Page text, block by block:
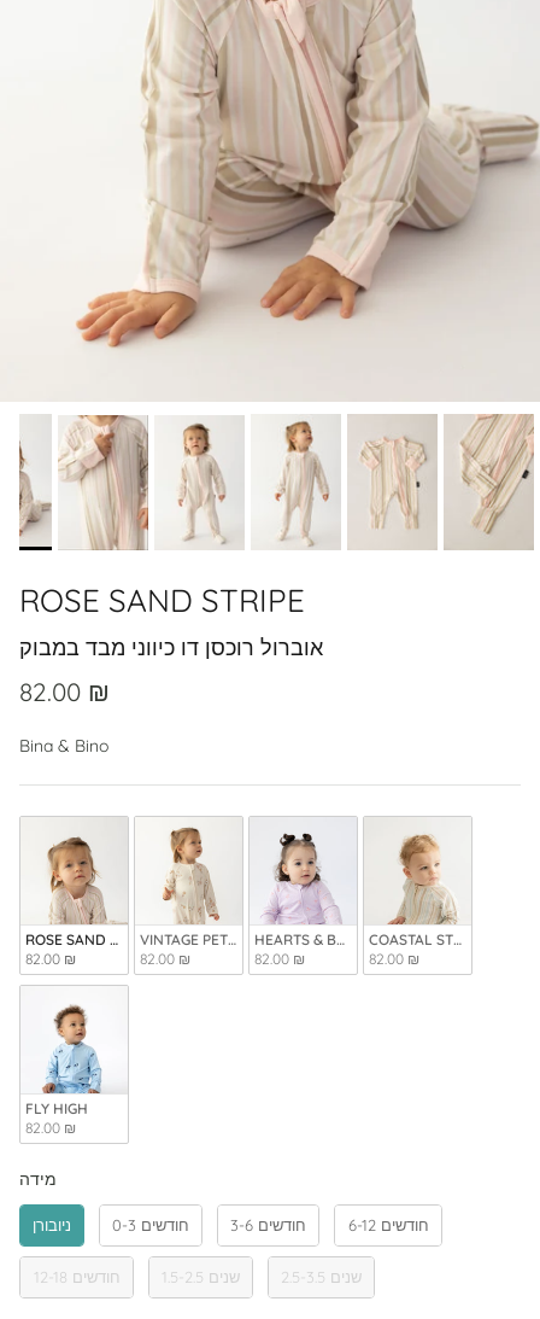
ROSE SAND STRIPE
אוברול רוכסן דו כיווני מבד במבוק
82.00 ₪
Bina & Bino
ROSE SAND STRIPE
82.00 ₪
VINTAGE PETALS
82.00 ₪
HEARTS & BOWS
82.00 ₪
COASTAL STRIPE
82.00 ₪
FLY HIGH
82.00 ₪
מידה
מידה
ניובורן 0-3 חודשים 3-6 חודשים 6-12 חודשים
12-18 חודשים 1.5-2.5 שנים 2.5-3.5 שנים